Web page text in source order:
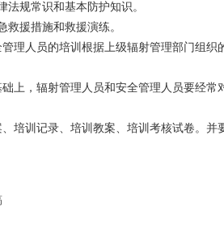
规常识和基本防护知识。
援措施和救援演练。
理人员的培训根据上级辐射管理部门组
，辐射管理人员和安全管理人员要经常
训记录、培训教案、培训考核试卷。并